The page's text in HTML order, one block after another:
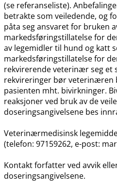
(se referanseliste).
betrakte som veiledende, og
påta seg ansvaret for bruken
markedsføringstillatelse for
av legemidler til hund og katt
markedsføringstillatelse for
rekvirerende veterinær seg et
rekvireringer bør veterinæren
pasienten mht. bivirkninger.
reaksjoner ved bruk av de
doseringsangivelsene bes
Veterinærmedisinsk
(telefon: 97159262, e-post:
Kontakt forfatter ved avvik
doseringsangivelsene.